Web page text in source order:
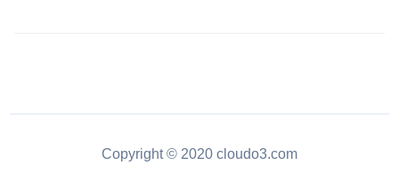
Copyright © 2020 cloudo3.com